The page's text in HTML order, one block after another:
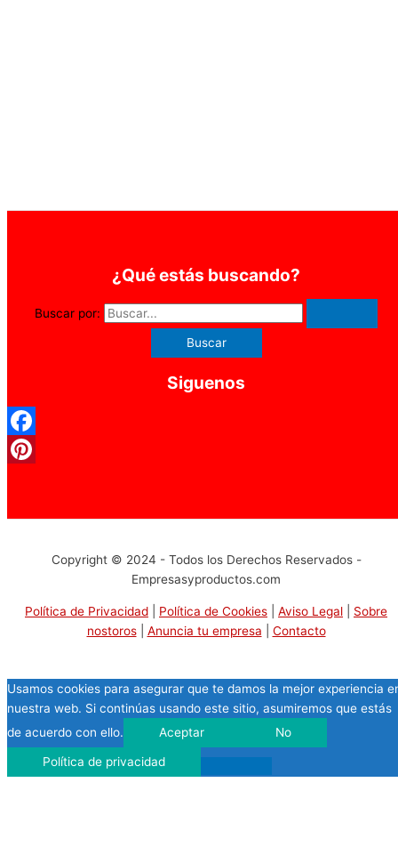
¿Qué estás buscando?
Buscar por:
Siguenos
Copyright © 2024 - Todos los Derechos Reservados -
Empresasyproductos.com
Política de Privacidad Política de Cookies Aviso Legal
Sobre
nostoros| Anuncia tu empresa Contacto
Usamos cookies para asegurar que te damos la mejor experiencia
nuestra web. Si continúas usando este sitio, asumiremos que estás
de acuerdo con ello.
Aceptar No
Política de privacidad